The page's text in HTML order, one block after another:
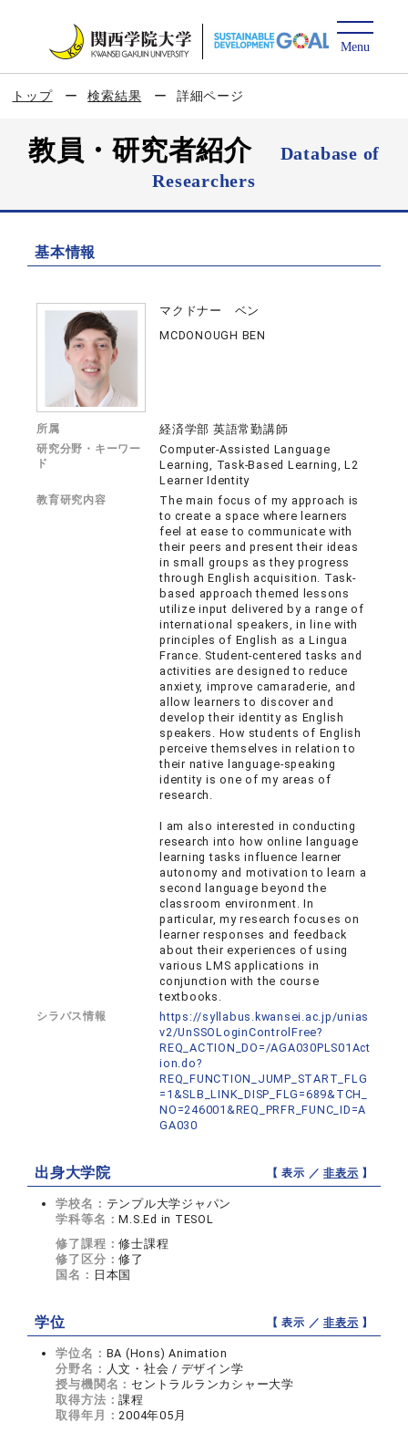
トップ 検索結果 詳細ページ
教員・研究者紹介
Database of
Researchers
基本情報
マクドナー ベン
MCDONOUGH BEN
所属 経済学部 英語常勤講師
研究分野・キーワー
ド
Computer-Assisted Language
Learning, Task-Based Learning, L2
Learner Identity
教育研究内容
The main focus of my approach is
to create a space where learners
feel at ease to communicate with
their peers and present their ideas
in small groups as they progress
through English acquisition. Task-
based approach themed lessons
utilize input delivered by a range of
international speakers, in line with
principles of English as a Lingua
France. Student-centered tasks and
activities are designed to reduce
anxiety, improve camaraderie, and
allow learners to discover and
develop their identity as English
speakers. How students of English
perceive themselves in relation to
their native language-speaking
identity is one of my areas of
research.
I am also interested in conducting
research into how online language
learning tasks influence learner
autonomy and motivation to learn a
second language beyond the
classroom environment. In
particular, my research focuses on
learner responses and feedback
about their experiences of using
various LMS applications in
conjunction with the course
textbooks.
シラバス情報
https://syllabus.kwansei.ac.jp/unias
v2/UnSSOLoginControlFree?
REQ_ACTION_DO=/AGA030PLS01Act
ion.do?
REQ_FUNCTION_JUMP_START_FLG
=1&SLB_LINK_DISP_FLG=689&TCH_
NO=246001&REQ_PRFR_FUNC_ID=A
GA030
出身大学院 【 表示 ／非表示 】
学校名： テンプル大学ジャパン
学科等名：M.S.Ed in TESOL
修了課程：修士課程
修了区分：修了
国名： 日本国
学位 【 表示 ／非表示 】
学位名： BA (Hons) Animation
分野名： 人文・社会 / デザイン学
授与機関名： セントラルランカシャー大学
取得方法：課程
取得年月：2004年05月